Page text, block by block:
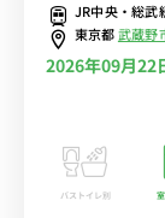
JR中央・総
東京都武蔵野
2026年09月22
バストイレ別